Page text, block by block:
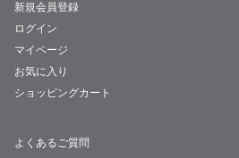
新規会員登録
ログイン
マイページ
お気に入り
ショッピングカート
よくあるご質問